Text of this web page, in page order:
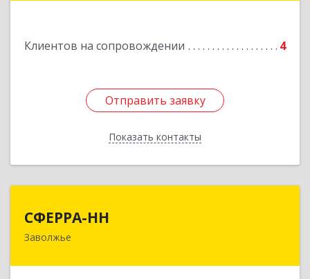
Клиентов на сопровождении 4
Отправить заявку
Показать контакты
Отправить заявку
Назад
СФЕРРА-НН
Заволжье